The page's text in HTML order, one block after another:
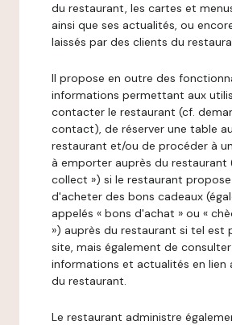
du restaurant, les cartes et
ainsi que ses actualités, ou
laissés par des clients du
Il propose en outre des
informations permettant aux
contacter le restaurant (cf.
contact), de réserver une table
restaurant et/ou de procéder à
à emporter auprès du restaurant
collect ») si le restaurant
d'acheter des bons cadeaux
appelés « bons d'achat » ou «
») auprès du restaurant si tel est
site, mais également de
informations et actualités en lien
du restaurant.
Le restaurant administre